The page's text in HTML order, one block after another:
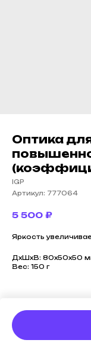
Оптика
IGP
Артикул: 777064
5 500 ₽
Яркость
ДxШxВ: 80x50x50
Вес: 150 г